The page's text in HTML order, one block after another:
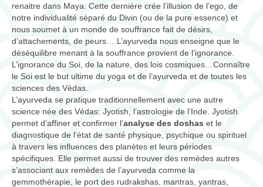
renaitre dans Maya. Cette dernière crée l’illusion de l’ego, de
notre individualité séparé du Divin (ou de la pure essence) et
nous soumet à un monde de souffrance fait de désirs,
d’attachements, de peurs… L’ayurveda nous enseigne que le
déséquilibre menant à la souffrance provient de l’ignorance.
L’ignorance du Soi, de la nature, des lois cosmiques…Connaître
le Soi est le but ultime du yoga et de l’ayurveda et de toutes les
sciences des Védas.
L’ayurveda se pratique traditionnellement avec une autre
science née des Védas: Jyotish, l’astrologie de l’Inde. Jyotish
permet d’affiner et confirmer l’analyse des doshas et le
diagnostique de l’état de santé physique, psychique ou spirituel
à travers les influences des planètes et leurs périodes
spécifiques. Elle permet aussi de trouver des remèdes autres
s’associant aux remèdes de l’ayurveda comme la
gemmothérapie, le port des rudrakshas, mantras, yantras,